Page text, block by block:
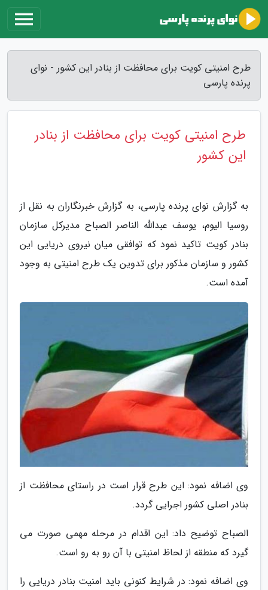
طرح امنیتی کویت برای محافظت از بنادر این کشور - نوای
پرنده پارسی
طرح امنیتی کویت برای محافظت از بنادر
این کشور
به گزارش نوای پرنده پارسی، به گزارش خبرنگاران به نقل از
روسیا الیوم، یوسف عبدالله الناصر الصباح مدیرکل سازمان
بنادر کویت تاکید نمود که توافقی میان نیروی دریایی این
کشور و سازمان مذکور برای تدوین یک طرح امنیتی به وجود
آمده است.
وی اضافه نمود: این طرح قرار است در راستای محافظت از
بنادر اصلی کشور اجرایی گردد.
الصباح توضیح داد: این اقدام در مرحله مهمی صورت می
گیرد که منطقه از لحاظ امنیتی با آن رو به رو است.
وی اضافه نمود: در شرایط کنونی باید امنیت بنادر دریایی را